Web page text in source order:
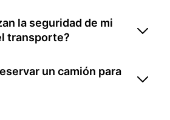
la seguridad de mi
transporte?
un camión para